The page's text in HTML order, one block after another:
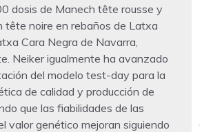
dosis de Manech tête rousse y
tête noire en rebaños de Latxa
Cara Negra de Navarra,
Neiker igualmente ha avanzado
del modelo test-day para la
de calidad y producción de
que las fiabilidades de las
valor genético mejoran siguiendo